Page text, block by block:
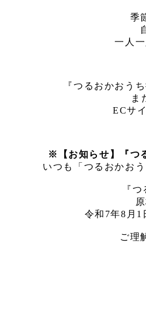
季
一人
『つるおかおう
ま
ECサ
※【お知らせ】『つ
いつも「つるおかお
『
令和7年8月1
ご理